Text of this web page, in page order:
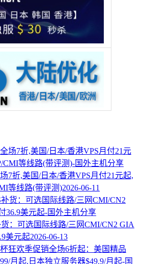
7折,美国/日本/香港VPS月付21元起,
等线路(带评测)2026-06-11
：可选国际线路/三网CMI/CN2 GIA
美元起2026-06-13